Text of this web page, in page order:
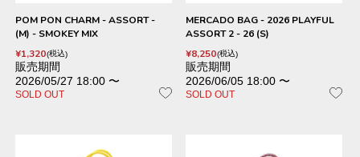
POM PON CHARM - ASSORT -
(M) - SMOKEY MIX
¥1,320 税込
販売期間
2026/05/27 18:00 〜
SOLD OUT
MERCADO BAG - 2026 PLAYFUL
ASSORT 2 - 26 (S)
¥8,250 税込
販売期間
2026/06/05 18:00 〜
SOLD OUT